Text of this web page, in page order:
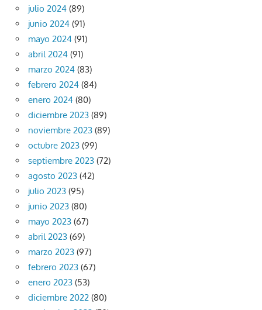
julio 2024 (89)
junio 2024 (91)
mayo 2024 (91)
abril 2024 (91)
marzo 2024 (83)
febrero 2024 (84)
enero 2024 (80)
diciembre 2023 (89)
noviembre 2023 (89)
octubre 2023 (99)
septiembre 2023 (72)
agosto 2023 (42)
julio 2023 (95)
junio 2023 (80)
mayo 2023 (67)
abril 2023 (69)
marzo 2023 (97)
febrero 2023 (67)
enero 2023 (53)
diciembre 2022 (80)